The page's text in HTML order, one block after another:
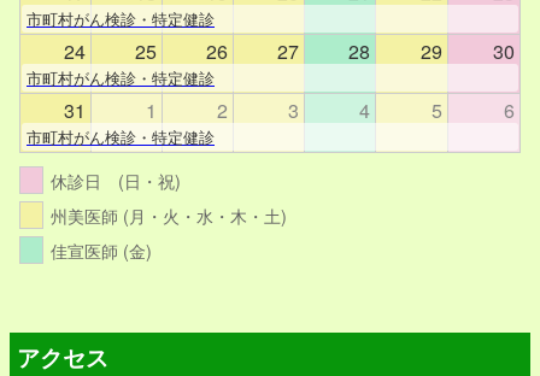
市町村がん検診・特定健診
24 25 26 27 28 29 30
市町村がん検診・特定健診
31 1 2 3 4 5 6
市町村がん検診・特定健診
休診日 (日・祝)
州美医師 (月・火・水・木・土)
佳宣医師 (金)
アクセス